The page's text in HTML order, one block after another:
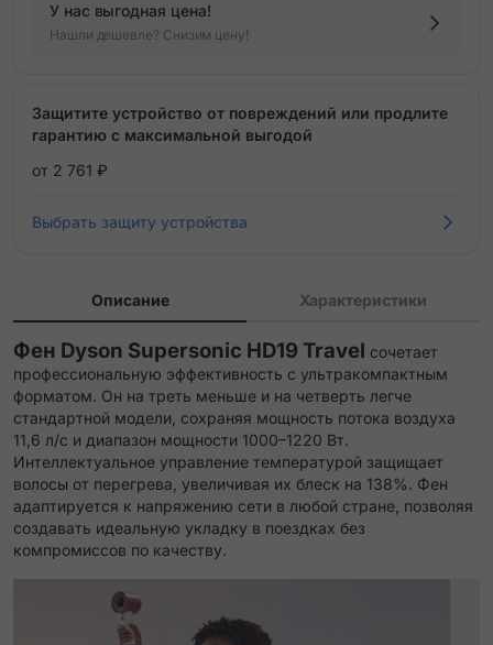
У нас выгодная цена!
Нашли дешевле? Снизим цену!
Защитите устройство от повреждений или продлите
гарантию с максимальной выгодой
от 2 761 ₽
Выбрать защиту устройства
Описание Характеристики
Фен Dyson Supersonic HD19 Travel сочетает
профессиональную эффективность с ультракомпактным
форматом. Он на треть меньше и на четверть легче
стандартной модели, сохраняя мощность потока воздуха
11,6 л/с и диапазон мощности 1000–1220 Вт.
Интеллектуальное управление температурой защищает
волосы от перегрева, увеличивая их блеск на 138%. Фен
адаптируется к напряжению сети в любой стране, позволяя
создавать идеальную укладку в поездках без
компромиссов по качеству.